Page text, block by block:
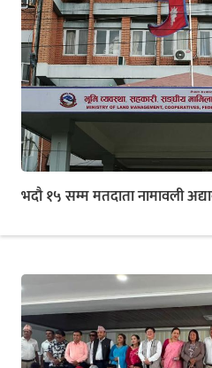
भदौ १५ सम्म मतदाता नामावली